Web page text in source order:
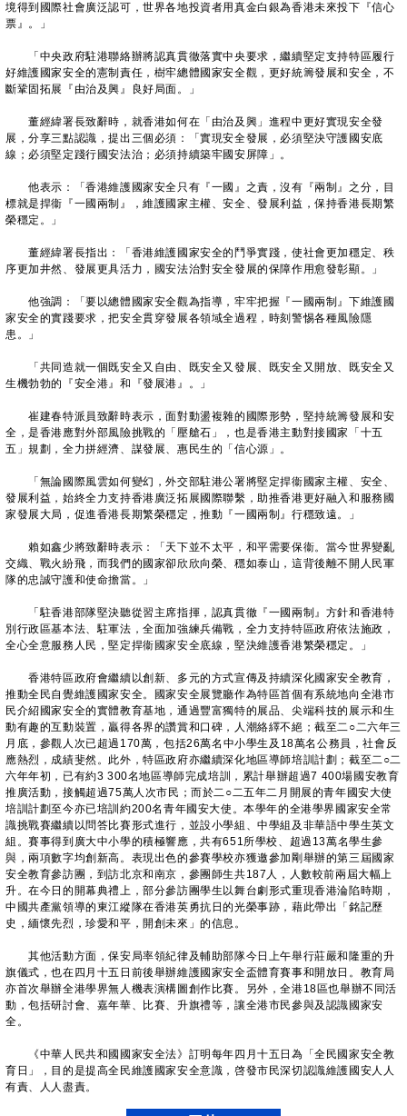
境得到國際社會廣泛認可，世界各地投資者用真金白銀為香港未來投下『信心
票』。」
「中央政府駐港聯絡辦將認真貫徹落實中央要求，繼續堅定支持特區履行
好維護國家安全的憲制責任，樹牢總體國家安全觀，更好統籌發展和安全，不
斷鞏固拓展『由治及興』良好局面。」
董經緯署長致辭時，就香港如何在「由治及興」進程中更好實現安全發
展，分享三點認識，提出三個必須：「實現安全發展，必須堅決守護國安底
線；必須堅定踐行國安法治；必須持續築牢國安屏障」。
他表示：「香港維護國家安全只有『一國』之責，沒有『兩制』之分，目
標就是捍衞『一國兩制』，維護國家主權、安全、發展利益，保持香港長期繁
榮穩定。」
董經緯署長指出：「香港維護國家安全的鬥爭實踐，使社會更加穩定、秩
序更加井然、發展更具活力，國安法治對安全發展的保障作用愈發彰顯。」
他強調：「要以總體國家安全觀為指導，牢牢把握『一國兩制』下維護國
家安全的實踐要求，把安全貫穿發展各領域全過程，時刻警惕各種風險隱
患。」
「共同造就一個既安全又自由、既安全又發展、既安全又開放、既安全又
生機勃勃的『安全港』和『發展港』。」
崔建春特派員致辭時表示，面對動盪複雜的國際形勢，堅持統籌發展和安
全，是香港應對外部風險挑戰的「壓艙石」，也是香港主動對接國家「十五
五」規劃，全力拼經濟、謀發展、惠民生的「信心源」。
「無論國際風雲如何變幻，外交部駐港公署將堅定捍衞國家主權、安全、
發展利益，始終全力支持香港廣泛拓展國際聯繫，助推香港更好融入和服務國
家發展大局，促進香港長期繁榮穩定，推動『一國兩制』行穩致遠。」
賴如鑫少將致辭時表示：「天下並不太平，和平需要保衞。當今世界變亂
交織、戰火紛飛，而我們的國家卻欣欣向榮、穩如泰山，這背後離不開人民軍
隊的忠誠守護和使命擔當。」
「駐香港部隊堅決聽從習主席指揮，認真貫徹『一國兩制』方針和香港特
別行政區基本法、駐軍法，全面加強練兵備戰，全力支持特區政府依法施政，
全心全意服務人民，堅定捍衞國家安全底線，堅決維護香港繁榮穩定。」
香港特區政府會繼續以創新、多元的方式宣傳及持續深化國家安全教育，
推動全民自覺維護國家安全。國家安全展覽廳作為特區首個有系統地向全港市
民介紹國家安全的實體教育基地，通過豐富獨特的展品、尖端科技的展示和生
動有趣的互動裝置，贏得各界的讚賞和口碑，人潮絡繹不絕；截至二○二六年三
月底，參觀人次已超過170萬，包括26萬名中小學生及18萬名公務員，社會反
應熱烈，成績斐然。此外，特區政府亦繼續深化地區導師培訓計劃；截至二○二
六年年初，已有約3 300名地區導師完成培訓，累計舉辦超過7 400場國安教育
推廣活動，接觸超過75萬人次市民；而於二○二五年二月開展的青年國安大使
培訓計劃至今亦已培訓約200名青年國安大使。本學年的全港學界國家安全常
識挑戰賽繼續以問答比賽形式進行，並設小學組、中學組及非華語中學生英文
組。賽事得到廣大中小學的積極響應，共有651所學校、超過13萬名學生參
與，兩項數字均創新高。表現出色的參賽學校亦獲邀參加剛舉辦的第三屆國家
安全教育參訪團，到訪北京和南京，參團師生共187人，人數較前兩屆大幅上
升。在今日的開幕典禮上，部分參訪團學生以舞台劇形式重現香港淪陷時期，
中國共產黨領導的東江縱隊在香港英勇抗日的光榮事跡，藉此帶出「銘記歷
史，緬懷先烈，珍愛和平，開創未來」的信息。
其他活動方面，保安局率領紀律及輔助部隊今日上午舉行莊嚴和隆重的升
旗儀式，也在四月十五日前後舉辦維護國家安全盃體育賽事和開放日。教育局
亦首次舉辦全港學界無人機表演構圖創作比賽。另外，全港18區也舉辦不同活
動，包括研討會、嘉年華、比賽、升旗禮等，讓全港市民參與及認識國家安
全。
《中華人民共和國國家安全法》訂明每年四月十五日為「全民國家安全教
育日」，目的是提高全民維護國家安全意識，啓發市民深切認識維護國安人人
有責、人人盡責。